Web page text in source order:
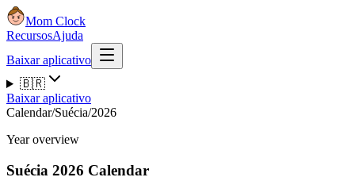
Mom Clock
RecursosAjuda
Baixar aplicativo
🇧🇷
Baixar aplicativo
Calendar/Suécia/2026
Year overview
Suécia 2026 Calendar